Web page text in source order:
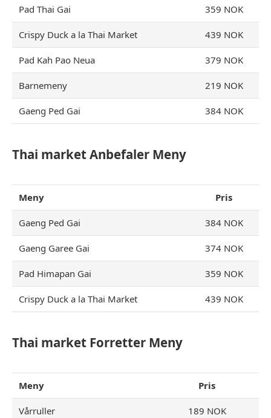
Pad Thai Gai 359 NOK
Crispy Duck a la Thai Market 439 NOK
Pad Kah Pao Neua 379 NOK
Barnemeny 219 NOK
Gaeng Ped Gai 384 NOK
Thai market Anbefaler Meny
Meny Pris
Gaeng Ped Gai 384 NOK
Gaeng Garee Gai 374 NOK
Pad Himapan Gai 359 NOK
Crispy Duck a la Thai Market 439 NOK
Thai market Forretter Meny
Meny Pris
Vårruller 189 NOK